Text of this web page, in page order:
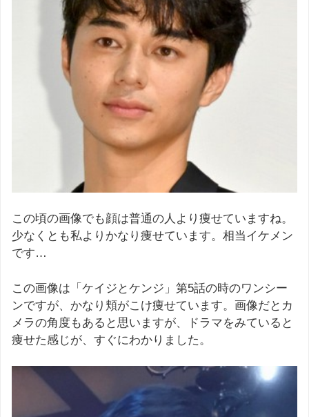
この頃の画像でも顔は普通の人より痩せていますね。
少なくとも私よりかなり痩せています。相当イケメン
です…
この画像は「ケイジとケンジ」第5話の時のワンシー
ンですが、かなり頬がこけ痩せています。画像だとカ
メラの角度もあると思いますが、ドラマをみていると
痩せた感じが、すぐにわかりました。